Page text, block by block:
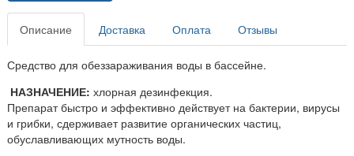
Описание Доставка Оплата Отзывы
Средство для обеззараживания воды в бассейне.
НАЗНАЧЕНИЕ: хлорная дезинфекция.
Препарат быстро и эффективно действует на бактерии, вирусы
и грибки, сдерживает развитие органических частиц,
обуславливающих мутность воды.